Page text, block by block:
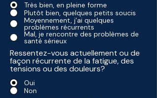
Très bien, en pleine forme
Plutôt bien, quelques petits soucis
Moyennement, j'ai quelques
problèmes récurrents
Mal, je rencontre des problèmes de
santé sérieux
Ressentez-vous actuellement ou de
façon récurrente de la fatigue, des
tensions ou des douleurs?
Oui
Non